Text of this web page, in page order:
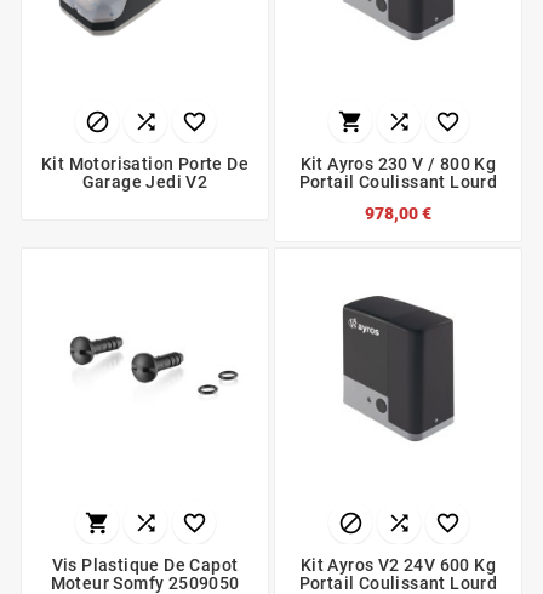
  
Kit Motorisation Porte De
Garage Jedi V2
  
Kit Ayros 230 V / 800 Kg
Portail Coulissant Lourd
978,00 €
  
Vis Plastique De Capot
Moteur Somfy 2509050
  
Kit Ayros V2 24V 600 Kg
Portail Coulissant Lourd